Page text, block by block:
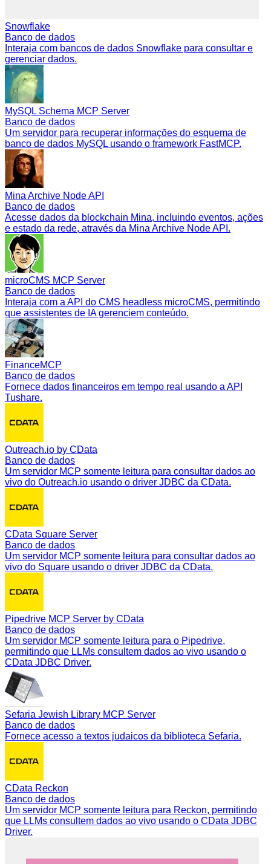
Snowflake
Banco de dados
Interaja com bancos de dados Snowflake para consultar e
gerenciar dados.
MySQL Schema MCP Server
Banco de dados
Um servidor para recuperar informações do esquema de
banco de dados MySQL usando o framework FastMCP.
Mina Archive Node API
Banco de dados
Acesse dados da blockchain Mina, incluindo eventos, ações
e estado da rede, através da Mina Archive Node API.
microCMS MCP Server
Banco de dados
Interaja com a API do CMS headless microCMS, permitindo
que assistentes de IA gerenciem conteúdo.
FinanceMCP
Banco de dados
Fornece dados financeiros em tempo real usando a API
Tushare.
Outreach.io by CData
Banco de dados
Um servidor MCP somente leitura para consultar dados ao
vivo do Outreach.io usando o driver JDBC da CData.
CData Square Server
Banco de dados
Um servidor MCP somente leitura para consultar dados ao
vivo do Square usando o driver JDBC da CData.
Pipedrive MCP Server by CData
Banco de dados
Um servidor MCP somente leitura para o Pipedrive,
permitindo que LLMs consultem dados ao vivo usando o
CData JDBC Driver.
Sefaria Jewish Library MCP Server
Banco de dados
Fornece acesso a textos judaicos da biblioteca Sefaria.
CData Reckon
Banco de dados
Um servidor MCP somente leitura para Reckon, permitindo
que LLMs consultem dados ao vivo usando o CData JDBC
Driver.